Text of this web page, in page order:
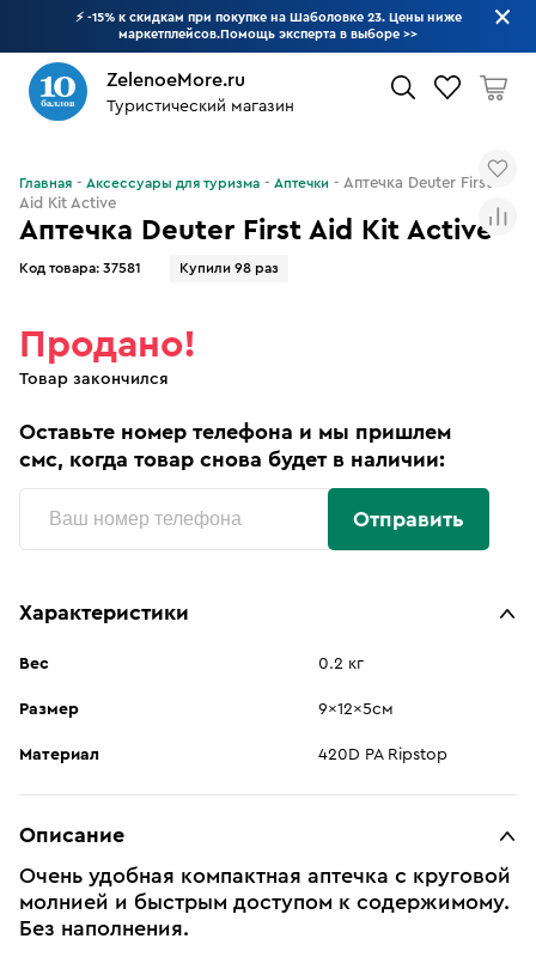
⚡ -15% к скидкам при покупке на Шаболовке 23. Цены ниже
маркетплейсов.Помощь эксперта в выборе >>
ZelenoeMore.ru
Туристический магазин
Аптечка Deuter First Aid Kit Active
Код товара: 37581 Купили 98 раз
Главная Аксессуары для туризма Аптечки
Аптечка Deuter First
Aid Kit Active
Продано!
Товар закончился
Оставьте номер телефона и мы пришлем
смс, когда товар снова будет в наличии:
Отправить
Характеристики
Вес 0.2 кг
Размер 9x12x5см
Материал 420D PA Ripstop
Описание
Очень удобная компактная аптечка с круговой
молнией и быстрым доступом к содержимому.
Без наполнения.